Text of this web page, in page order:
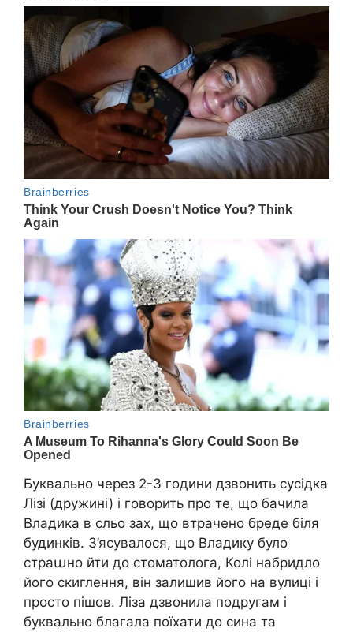
Буквально через 2-3 години дзвонить сусідка
Лізі (дружині) і говорить про те, що бачила
Владика в сльо зах, що втрачено бреде біля
будинків. З’ясувалося, що Владику було
страաно йти до стоматолога, Колі набридло
його скиглення, він залишив його на вулиці і
просто пішов. Ліза дзвонила подругам і
буквально благала поїхати до сина та